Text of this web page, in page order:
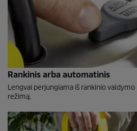
Rankinis arba automatinis
Lengvai perjungiama iš rankinio
režimą.